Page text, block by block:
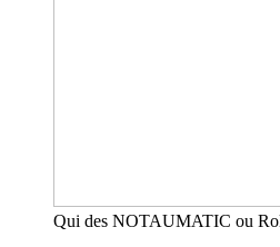
Qui des NOTAUMATIC ou